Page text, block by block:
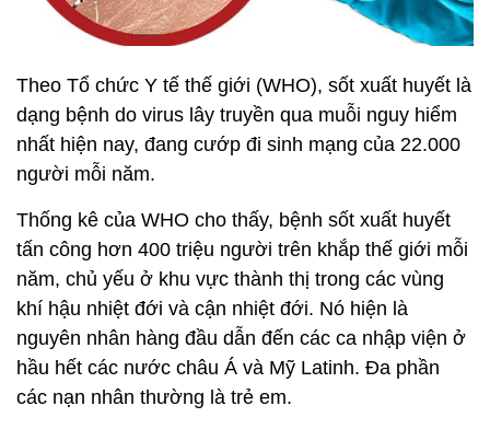
Theo Tổ chức Y tế thế giới (WHO), sốt xuất huyết là
dạng bệnh do virus lây truyền qua muỗi nguy hiểm
nhất hiện nay, đang cướp đi sinh mạng của 22.000
người mỗi năm.
Thống kê của WHO cho thấy, bệnh sốt xuất huyết
tấn công hơn 400 triệu người trên khắp thế giới mỗi
năm, chủ yếu ở khu vực thành thị trong các vùng
khí hậu nhiệt đới và cận nhiệt đới. Nó hiện là
nguyên nhân hàng đầu dẫn đến các ca nhập viện ở
hầu hết các nước châu Á và Mỹ Latinh. Đa phần
các nạn nhân thường là trẻ em.